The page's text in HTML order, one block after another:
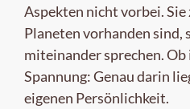
Aspekten nicht vorbei.
Planeten vorhanden sind,
miteinander sprechen.
Spannung: Genau darin
eigenen Persönlichkeit.